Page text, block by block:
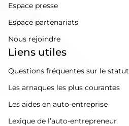
Espace presse
Espace partenariats
Nous rejoindre
Liens utiles
Questions fréquentes sur le statut
Les arnaques les plus courantes
Les aides en auto-entreprise
Lexique de l’auto-entrepreneur